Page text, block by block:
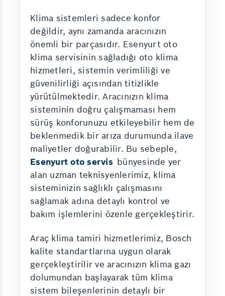
Klima sistemleri sadece konfor
değildir, aynı zamanda aracınızın
önemli bir parçasıdır. Esenyurt oto
klima servisinin sağladığı oto klima
hizmetleri, sistemin verimliliği ve
güvenilirliği açısından titizlikle
yürütülmektedir. Aracınızın klima
sisteminin doğru çalışmaması hem
sürüş konforunuzu etkileyebilir hem de
beklenmedik bir arıza durumunda ilave
maliyetler doğurabilir. Bu sebeple,
Esenyurt oto servis bünyesinde yer
alan uzman teknisyenlerimiz, klima
sisteminizin sağlıklı çalışmasını
sağlamak adına detaylı kontrol ve
bakım işlemlerini özenle gerçekleştirir.
Araç klima tamiri hizmetlerimiz, Bosch
kalite standartlarına uygun olarak
gerçekleştirilir ve aracınızın klima gazı
dolumundan başlayarak tüm klima
sistem bileşenlerinin detaylı bir